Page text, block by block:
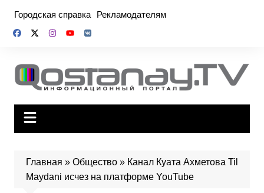
содержимому
Городская справка Рекламодателям
Главная » Общество» Канал Куата Ахметова Til
Maydani исчез на платформе YouTube